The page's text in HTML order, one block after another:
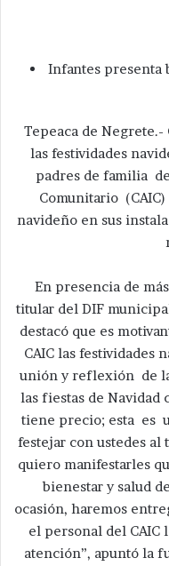
Infantes presenta
Tepeaca de
las festividades
padres de familia
Comunitario
navideño en sus
En presencia de
titular del DIF
destacó que es
CAIC las festividades
unión y reflexión de
las fiestas de Navidad
tiene precio; esta es
festejar con ustedes al
quiero manifestarles
bienestar y salud
ocasión, haremos
el personal del CAIC
atención”, apuntó la